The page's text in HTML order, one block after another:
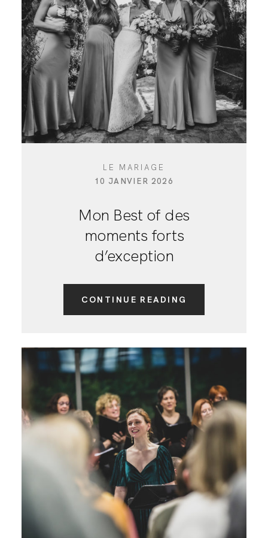
LE MARIAGE
10 JANVIER 2026
Mon Best of des
moments forts
d’exception
CONTINUE READING
BLOG
SHOOTING FAMILLE